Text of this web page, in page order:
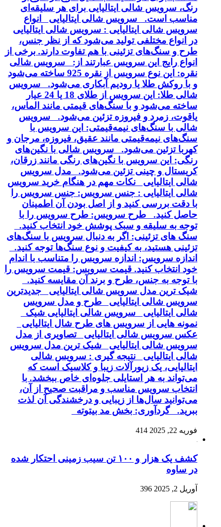
رنگ، سرویس شالی ایتالیایی برای هر سلیقه‌ای
مناسب است. سرویس شالی ایتالیایی انواع
سرویس شالی ایتالیایی : سرویس شالی ایتالیایی
در انواع مختلفی تولید می‌شود که از نظر جنس،
طرح و سنگ‌های تزئینی با هم تفاوت دارند. برخی از
انواع رایج این سرویس عبارتند از: سرویس شالی
نقره: این نوع سرویس از نقره 925 ساخته می‌شود
و با روکش طلا یا رودیم آبکاری می‌شود. سرویس
شالی طلا: این سرویس از طلای 18 یا 24 عیار
ساخته می‌شود و با سنگ‌های قیمتی مانند الماس،
یاقوت، زمرد و فیروزه تزئین می‌شود. سرویس
شالی با سنگ‌های نیمه‌قیمتی: این سرویس با
سنگ‌های نیمه‌قیمتی مانند عقیق، فیروزه، مرجان و
کهربا تزئین می‌شود. سرویس شالی با نگین‌های
رنگی: این سرویس با نگین‌های رنگی مانند زرقان،
کریستال و چینی تزئین می‌شود. مدل سرویس
شالی ایتالیایی نکات مهم در هنگام خرید سرویس
شالی ایتالیایی : جنس سرویس: جنس سرویس را
با دقت بررسی کنید و از اصل بودن آن اطمینان
حاصل کنید. طرح سرویس: طرح سرویس را با
توجه به سلیقه و سبک پوشش خود انتخاب کنید.
سنگ های تزئینی: اگر به دنبال سرویس با سنگ‌های
تزئینی هستید، به کیفیت و نوع سنگ‌ها توجه کنید.
اندازه سرویس: اندازه سرویس را متناسب با اندام
خود انتخاب کنید. قیمت سرویس: قیمت سرویس را
با توجه به جنس، طرح و برند آن مقایسه کنید.
شیک ترین مدل سرویس شالی ایتالیایی جدیدترین
سرویس شالی ایتالیایی طرح و مدل سرویس
شالی ایتالیایی سرویس شالی ایتالیایی شیک
نمونه هایی از سرویس های طرح شال ایتالیایی
عکس سرویس شالی ایتالیایی تصاویری از مدل
سرویس شالی ایتالیایی شیک ترین مدل سرویس
شالی ایتالیایی نتیجه گیری : سرویس شالی
ایتالیایی، یک زیورآلات زیبا و کلاسیک است که
می‌تواند به هر استایلی جلوه‌ای خاص ببخشد. با
انتخاب سرویس مناسب و مراقبت صحیح از آن،
می‌توانید سال‌ها از زیبایی و درخشندگی آن لذت
ببرید. گردآوری: بخش مد بیتوته
فوریه 22, 2025 414
کشف یک هزار و ۱۰۰ تن سیب زمینی احتکار شده
در ساوه
آوریل 2, 2025 396